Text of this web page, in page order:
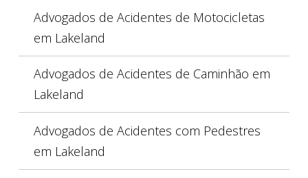
Advogados de Acidentes de Motocicletas
em Lakeland
Advogados de Acidentes de Caminhão em
Lakeland
Advogados de Acidentes com Pedestres
em Lakeland